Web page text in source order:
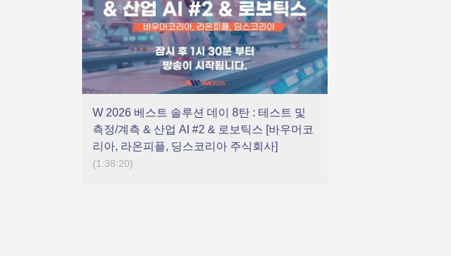
W 2026 베스트 솔루션 데이 8탄 : 테스트 및
측정/계측 & 산업 AI #2 & 로보틱스 [바우머코
리아, 라온피플, 딩스코리아 주식회사]
(1:38:20)